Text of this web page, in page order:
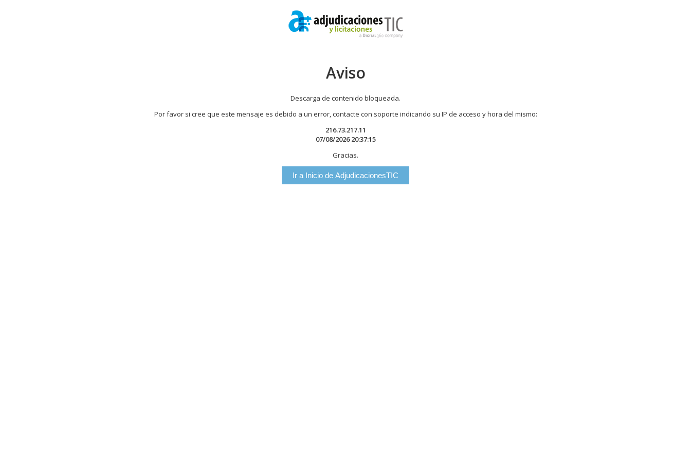
Aviso
Descarga de contenido bloqueada.
Por favor si cree que este mensaje es debido a un error, contacte con soporte indicando su IP de acceso y hora del mismo:
216.73.217.11
07/08/2026 20:37:15
Gracias.